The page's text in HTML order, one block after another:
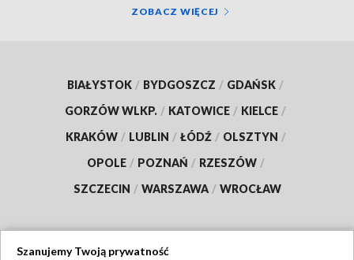
ZOBACZ WIĘCEJ
BIAŁYSTOK / BYDGOSZCZ / GDAŃSK /
GORZÓW WLKP. / KATOWICE / KIELCE /
KRAKÓW / LUBLIN / ŁÓDŹ / OLSZTYN /
OPOLE / POZNAŃ / RZESZÓW /
SZCZECIN / WARSZAWA / WROCŁAW
Szanujemy Twoją prywatność